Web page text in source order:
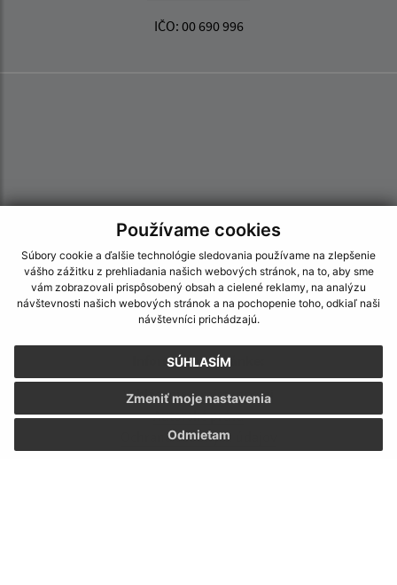
Používame cookies
Súbory cookie a ďalšie technológie sledovania používame na zlepšenie
vášho zážitku z prehliadania našich webových stránok, na to, aby sme
vám zobrazovali prispôsobený obsah a cielené reklamy, na analýzu
návštevnosti našich webových stránok a na pochopenie toho, odkiaľ naši
návštevníci prichádzajú.
SÚHLASÍM
Odmietam
Zmeniť moje nastavenia
IČO: 00 690 996
Informácie o stránke:
Vyhlásenie o prístupnosti
Autorské práva
Ochrana osobných údajov